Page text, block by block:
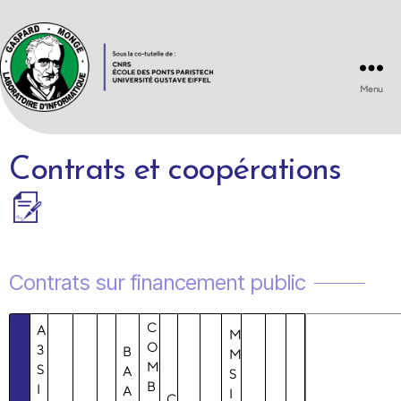
Laboratoire
d'Informatique
Monge
UMR
8049
Menu
Contrats et coopérations
Contrats sur financement public
A
3
S
I
B
A
A
C
O
M
B
M
M
S
I